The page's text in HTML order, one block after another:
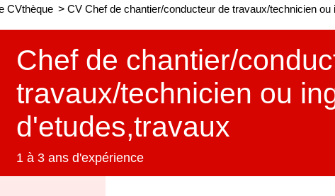
CVthèque > CV Chef de chantier/conducteur de travaux/technicien
Chef de chantier/
travaux/technicien ou
d'etudes,travaux
1 à 3 ans d'expérience